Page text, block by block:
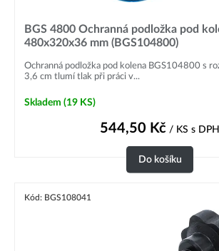
BGS 4800 Ochranná podložka pod
480x320x36 mm (BGS104800)
Ochranná podložka pod kolena BGS104800 s
3,6 cm tlumí tlak při práci v...
Skladem (19 KS)
544,50 Kč / KS s DPH
Do košíku
Kód: BGS108041